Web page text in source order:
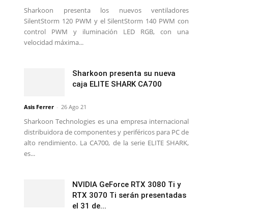
Sharkoon presenta los nuevos ventiladores
SilentStorm 120 PWM y el SilentStorm 140 PWM con
control PWM y iluminación LED RGB, con una
velocidad máxima...
Sharkoon presenta su nueva
caja ELITE SHARK CA700
Asis Ferrer - 26 Ago 21
Sharkoon Technologies es una empresa internacional
distribuidora de componentes y periféricos para PC de
alto rendimiento. La CA700, de la serie ELITE SHARK,
es...
NVIDIA GeForce RTX 3080 Ti y
RTX 3070 Ti serán presentadas
el 31 de...